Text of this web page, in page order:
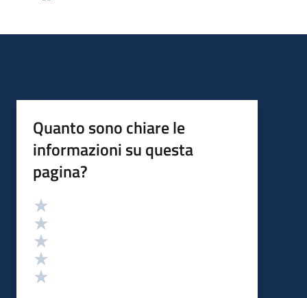
Quanto sono chiare le
informazioni su questa
pagina?
Valutazione